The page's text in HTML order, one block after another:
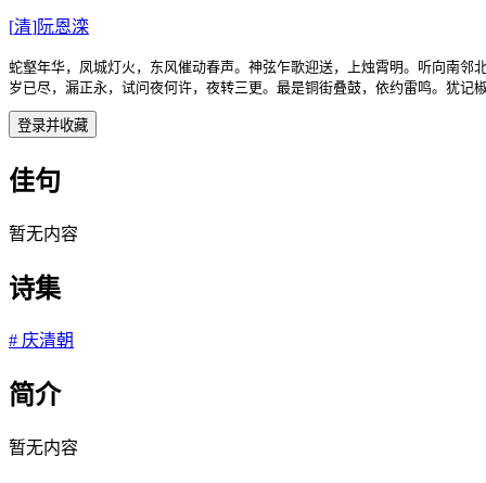
[清]阮恩滦
蛇壑年华，凤城灯火，东风催动春声。神弦乍歌迎送，上烛霄明。听向南邻
岁已尽，漏正永，试问夜何许，夜转三更。最是铜街叠鼓，依约雷鸣。犹
登录并收藏
佳句
暂无内容
诗集
# 庆清朝
简介
暂无内容